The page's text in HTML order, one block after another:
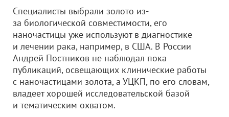
Специалисты выбрали золото из-
за биологической совместимости, его
наночастицы уже используют в диагностике
и лечении рака, например, в США. В России
Андрей Постников не наблюдал пока
публикаций, освещающих клинические работы
с наночастицами золота, а УЦКП, по его словам,
владеет хорошей исследовательской базой
и тематическим охватом.